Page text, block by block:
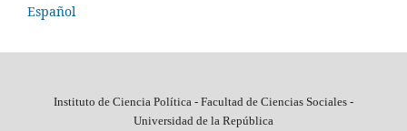
Español
Instituto de Ciencia Política - Facultad de Ciencias Sociales -
Universidad de la República